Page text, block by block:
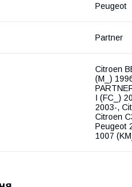
Peugeot
Partner
Citroen
(M_)
I (FC_)
2003-,
Citroen
Peugeot
1007